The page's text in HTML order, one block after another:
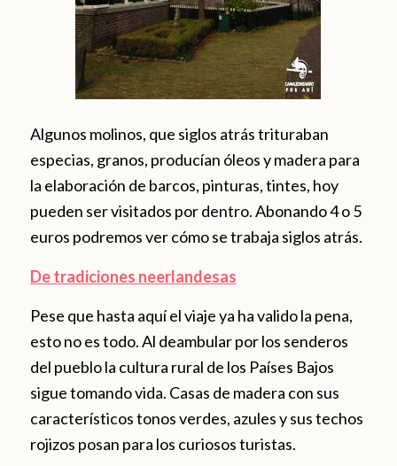
Algunos molinos, que siglos atrás trituraban
especias, granos, producían óleos y madera para
la elaboración de barcos, pinturas, tintes, hoy
pueden ser visitados por dentro. Abonando 4 o 5
euros podremos ver cómo se trabaja siglos atrás.
De tradiciones neerlandesas
Pese que hasta aquí el viaje ya ha valido la pena,
esto no es todo. Al deambular por los senderos
del pueblo la cultura rural de los Países Bajos
sigue tomando vida. Casas de madera con sus
característicos tonos verdes, azules y sus techos
rojizos posan para los curiosos turistas.